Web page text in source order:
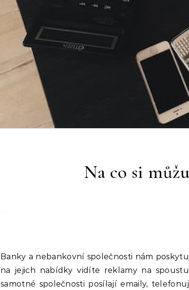
Na co si
Banky a nebankovní společnosti nám
na jejich nabídky vidíte reklamy na
samotné společnosti posílají emaily,